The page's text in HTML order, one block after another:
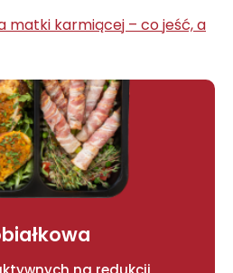
matki karmiącej – co jeść, a